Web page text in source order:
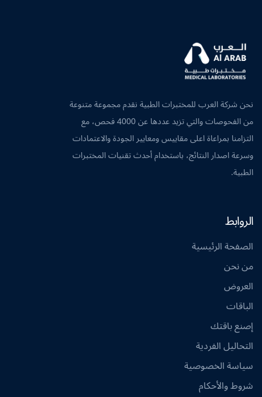
نحن شركة العرب للمختبرات الطبية نقدم مجموعة متنوعة
من الفحوصات والتي تزيد عددها عن 4000 فحص، مع
التزامنا بمراعاة اعلى مقاييس ومعايير الجودة والاعتمادات
وسرعة اصدار النتائج، باستخدام أحدث تقنيات المختبرات
الطبية.
الروابط
الصفحة الرئيسية
من نحن
العروض
الباقات
إصنع باقتك
التحاليل الفردية
سياسة الخصوصية
شروط والأحكام